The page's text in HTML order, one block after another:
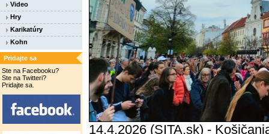
Video
Hry
Karikatúry
Kohn
Pridajte sa
Ste na Facebooku?
Ste na Twitteri?
Pridajte sa.
14.4.2026 (SITA.sk) -